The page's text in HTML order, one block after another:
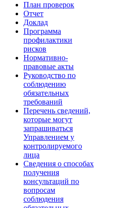
План проверок
Отчет
Доклад
Программа
профилактики
рисков
Нормативно-
правовые акты
Руководство по
соблюдению
обязательных
требований
Перечень сведений,
которые могут
запрашиваться
Управлением у
контролируемого
лица
Сведения о способах
получения
консультаций по
вопросам
соблюдения